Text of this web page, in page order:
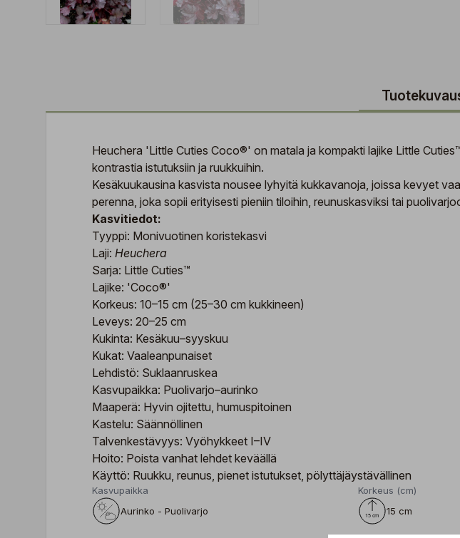
Heuchera 'Little Cuties Coco®' on matala ja kompakti lajike Little
kontrastia istutuksiin ja ruukkuihin.
Kesäkuukausina kasvista nousee lyhyitä kukkavanoja, joissa kevyet
perenna, joka sopii erityisesti pieniin tiloihin, reunuskasviksi tai
Kasvitiedot:
Tyyppi: Monivuotinen koristekasvi
Laji: Heuchera
Sarja: Little Cuties™
Lajike: 'Coco®'
Korkeus: 10–15 cm (25–30 cm kukkineen)
Leveys: 20–25 cm
Kukinta: Kesäkuu–syyskuu
Kukat: Vaaleanpunaiset
Lehdistö: Suklaanruskea
Kasvupaikka: Puolivarjo–aurinko
Maaperä: Hyvin ojitettu, humuspitoinen
Kastelu: Säännöllinen
Talvenkestävyys: Vyöhykkeet I–IV
Hoito: Poista vanhat lehdet keväällä
Käyttö: Ruukku, reunus, pienet istutukset, pölyttäjäystävällinen
Kasvupaikka
Aurinko - Puolivarjo
Korkeus (cm)
15 cm